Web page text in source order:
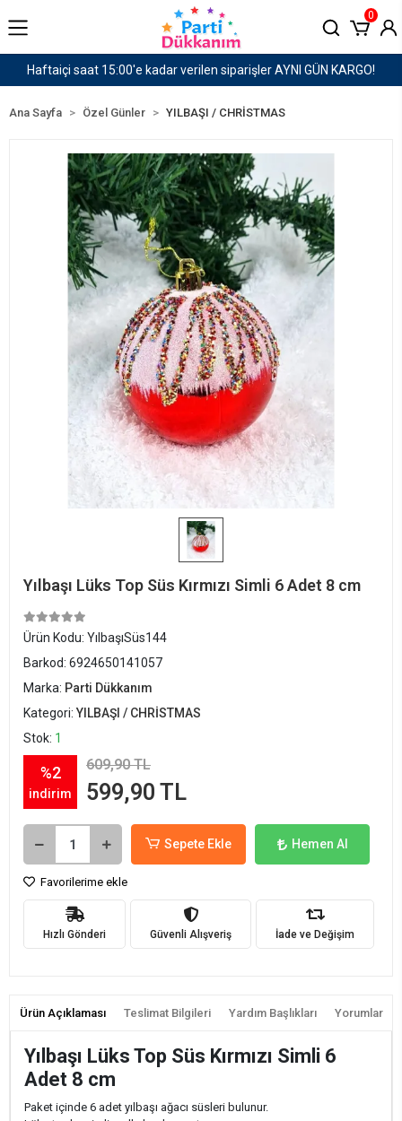
KARGO! 1500 TL ve Üzeri Kargo Ücretsiz!
0
Ana Sayfa Özel Günler YILBAŞI / CHRİSTMAS
Yılbaşı Lüks Top Süs Kırmızı Simli 6 Adet 8 cm
Ürün Kodu: YılbaşıSüs144
Barkod: 6924650141057
Marka: Parti Dükkanım
Kategori:YILBAŞI / CHRİSTMAS
Stok: 1
%2
indirim
609,90 TL
599,90 TL
Sepete Ekle Hemen Al
Favorilerime ekle
Hızlı Gönderi Güvenli Alışveriş İade ve Değişim
Ürün Açıklaması Teslimat Bilgileri Yardım Başlıkları Yorumlar
Yılbaşı Lüks Top Süs Kırmızı Simli 6
Adet 8 cm
Paket içinde 6 adet yılbaşı ağacı süsleri bulunur.